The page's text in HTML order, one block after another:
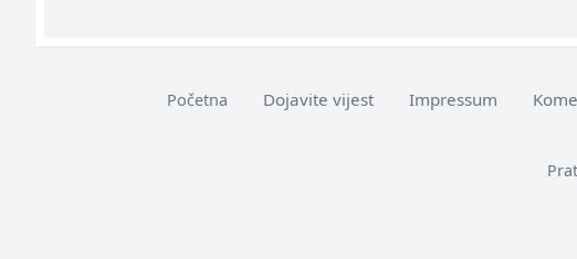
Početna Dojavite vijest Impressum